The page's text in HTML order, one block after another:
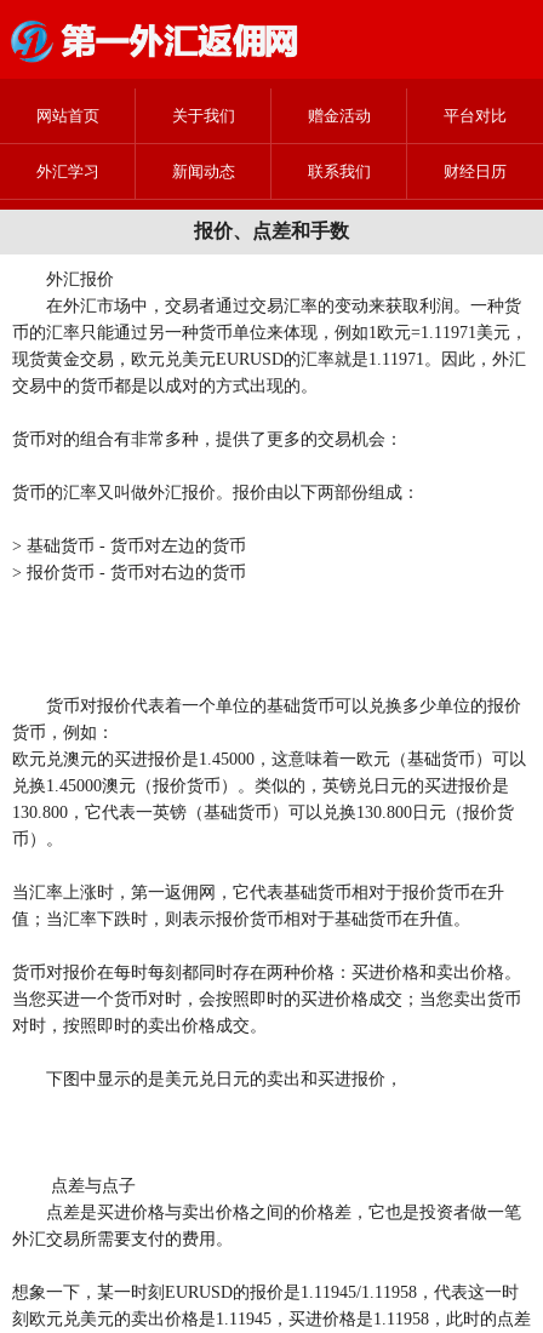
网站首页 关于我们 赠金活动 平台对比
外汇学习 新闻动态 联系我们 财经日历
报价、点差和手数
外汇报价
在外汇市场中，交易者通过交易汇率的变动来获取利润。一种货
币的汇率只能通过另一种货币单位来体现，例如1欧元=1.11971美元，
现货黄金交易，欧元兑美元EURUSD的汇率就是1.11971。因此，外汇
交易中的货币都是以成对的方式出现的。
货币对的组合有非常多种，提供了更多的交易机会：
货币的汇率又叫做外汇报价。报价由以下两部份组成：
> 基础货币 - 货币对左边的货币
> 报价货币 - 货币对右边的货币
货币对报价代表着一个单位的基础货币可以兑换多少单位的报价
货币，例如：
欧元兑澳元的买进报价是1.45000，这意味着一欧元（基础货币）可以
兑换1.45000澳元（报价货币）。类似的，英镑兑日元的买进报价是
130.800，它代表一英镑（基础货币）可以兑换130.800日元（报价货
币）。
当汇率上涨时，第一返佣网，它代表基础货币相对于报价货币在升
值；当汇率下跌时，则表示报价货币相对于基础货币在升值。
货币对报价在每时每刻都同时存在两种价格：买进价格和卖出价格。
当您买进一个货币对时，会按照即时的买进价格成交；当您卖出货币
对时，按照即时的卖出价格成交。
下图中显示的是美元兑日元的卖出和买进报价，
点差与点子
点差是买进价格与卖出价格之间的价格差，它也是投资者做一笔
外汇交易所需要支付的费用。
想象一下，某一时刻EURUSD的报价是1.11945/1.11958，代表这一时
刻欧元兑美元的卖出价格是1.11945，买进价格是1.11958，此时的点差